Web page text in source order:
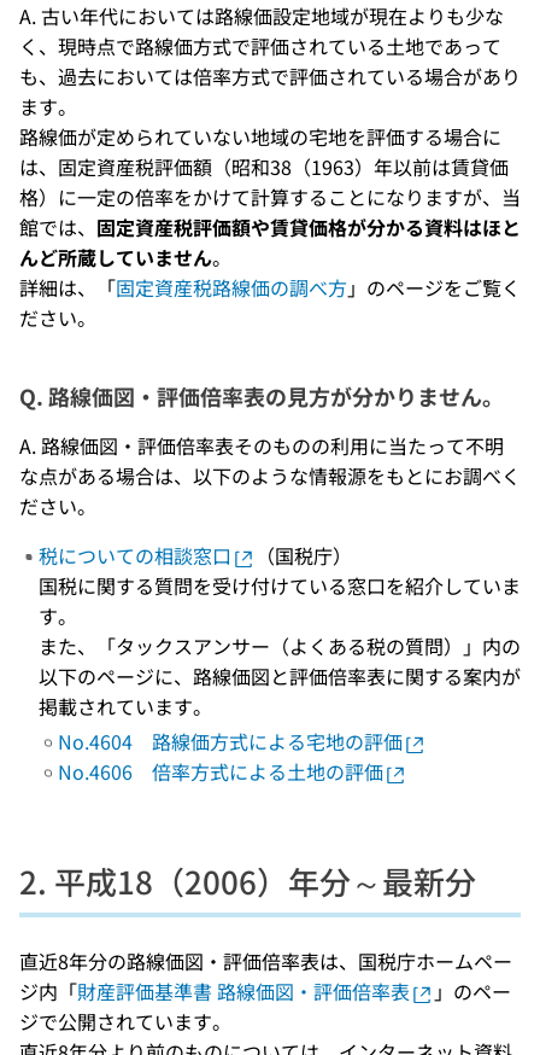
A. 古い年代においては路線価設定地域が現在よりも少な
く、現時点で路線価方式で評価されている土地であって
も、過去においては倍率方式で評価されている場合があり
ます。
路線価が定められていない地域の宅地を評価する場合に
は、固定資産税評価額（昭和38（1963）年以前は賃貸価
格）に一定の倍率をかけて計算することになりますが、当
館では、 固定資産税評価額や賃貸価格が分かる資料はほと
んど所蔵していません。
詳細は、「固定資産税路線価の調べ方」のページをご覧く
ださい。
Q. 路線価図・評価倍率表の見方が分かりません。
A. 路線価図・評価倍率表そのものの利用に当たって不明
な点がある場合は、以下のような情報源をもとにお調べく
ださい。
税についての相談窓口
（国税庁）
国税に関する質問を受け付けている窓口を紹介していま
す。
また、「タックスアンサー（よくある税の質問）」内の
以下のページに、路線価図と評価倍率表に関する案内が
掲載されています。
No.4604 路線価方式による宅地の評価
No.4606 倍率方式による土地の評価
2. 平成18（2006）年分～最新分
直近8年分の路線価図・評価倍率表は、国税庁ホームペー
ジ内「財産評価基準書 路線価図・評価倍率表
」のペー
ジで公開されています。